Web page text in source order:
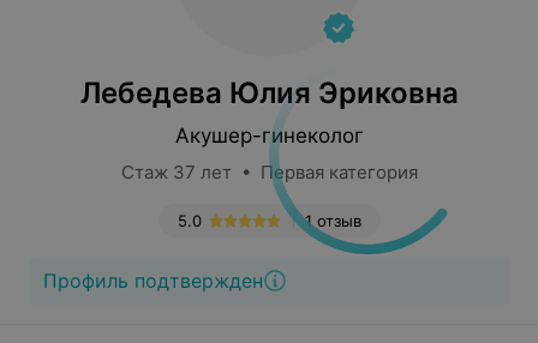
Лебедева Юлия Эриковна
Акушер-гинеколог
Стаж 37 лет • Первая категория
1 отзыв
5.0
Профиль подтвержден